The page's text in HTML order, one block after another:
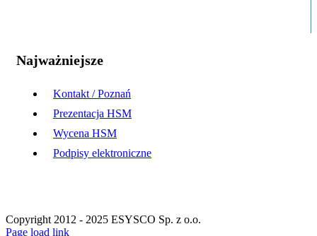
Najważniejsze
Kontakt / Poznań
Prezentacja HSM
Wycena HSM
Podpisy elektroniczne
Copyright 2012 - 2025 ESYSCO Sp. z o.o.
Facebook
X
Instagram
Pinterest
Page load link